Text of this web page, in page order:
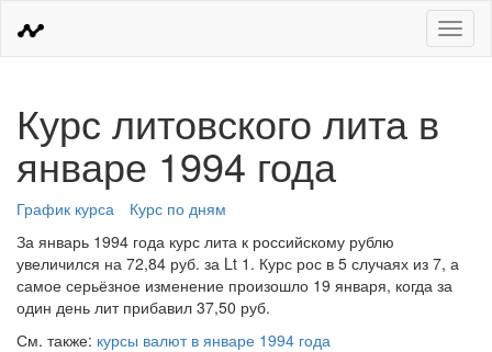
Меню
Курс литовского лита в
январе 1994 года
График курса
Курс по дням
За январь 1994 года курс лита к российскому рублю
увеличился на 72,84 руб. за Lt 1. Курс рос в 5 случаях из 7, а
самое серьёзное изменение произошло 19 января, когда за
один день лит прибавил 37,50 руб.
См. также: курсы валют в январе 1994 года